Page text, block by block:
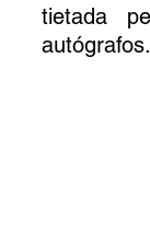
tietada
autógrafos.